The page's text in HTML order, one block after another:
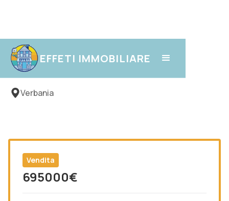
EFFETI IMMOBILIARE
Intra
Verbania
Vendita
695000€